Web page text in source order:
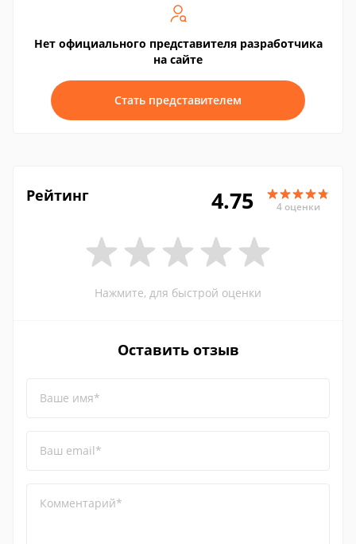
Нет официального представителя разработчика
на сайте
Стать представителем
Рейтинг 4.75 4 оценки
Нажмите, для быстрой оценки
Оставить отзыв
Ваше имя*
Ваш email*
Комментарий*